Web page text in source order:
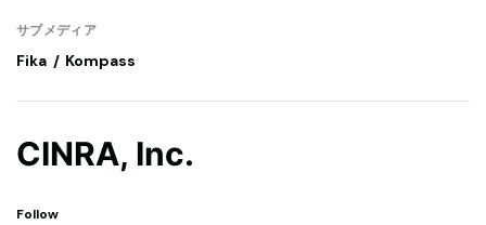
サブメディア
Fika Kompass
CINRA, Inc.
Follow